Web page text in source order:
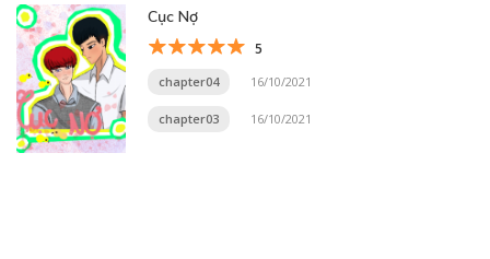
Cục Nợ
5
chapter04 16/10/2021
chapter03 16/10/2021